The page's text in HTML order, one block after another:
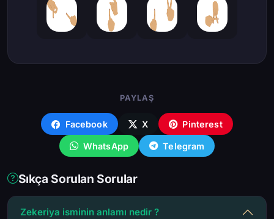
PAYLAŞ
Facebook X Pinterest
WhatsApp Telegram
Sıkça Sorulan Sorular
Zekeriya isminin anlamı nedir ?